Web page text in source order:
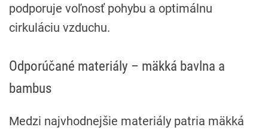
podporuje voľnosť pohybu a optimálnu
cirkuláciu vzduchu.
Odporúčané materiály – mäkká bavlna a
bambus
Medzi najvhodnejšie materiály patria mäkká